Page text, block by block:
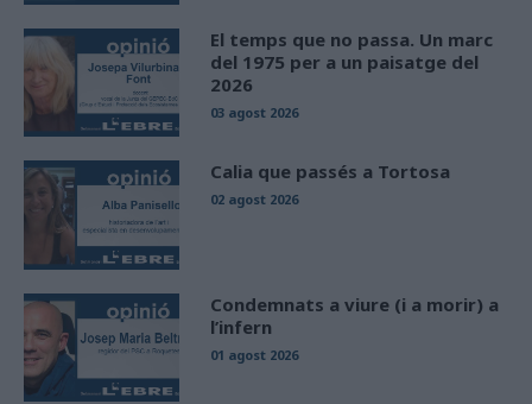
El temps que no passa. Un marc
del 1975 per a un paisatge del
2026
03 agost 2026
Calia que passés a Tortosa
02 agost 2026
Condemnats a viure (i a morir) a
l’infern
01 agost 2026